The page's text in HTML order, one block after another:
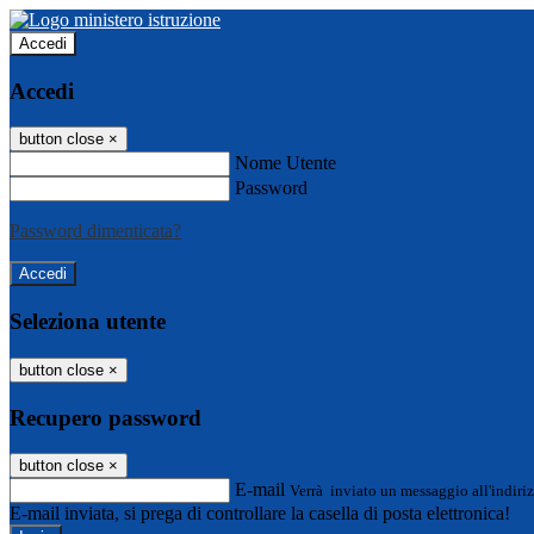
Accedi
Accedi
button close ×
Nome Utente
Password
Password dimenticata?
Seleziona utente
button close ×
Recupero password
button close ×
E-mail Verrà inviato un messaggio
E-mail inviata, si prega di controllare la casella di posta elettronica!